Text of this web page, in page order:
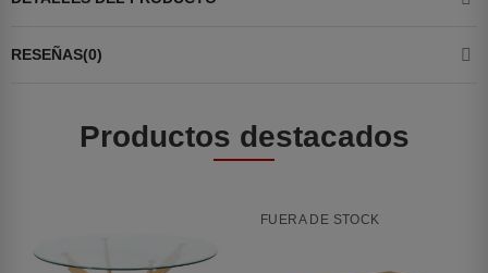
RESEÑAS(0)
Productos destacados
FUERA DE STOCK